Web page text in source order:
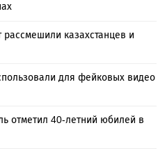
рассмешили казахстанцев и
для фейковых видео
отметил 40-летний юбилей в